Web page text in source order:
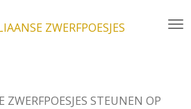
ZWERFPOESJES
ZWERFPOESJES STEUNEN OP